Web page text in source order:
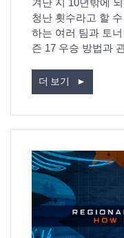
겨난 지 10년밖에
청난 횟수라고 할
하는 여러 팀과 토
즌 17 우승 방법과
더 보기 ►